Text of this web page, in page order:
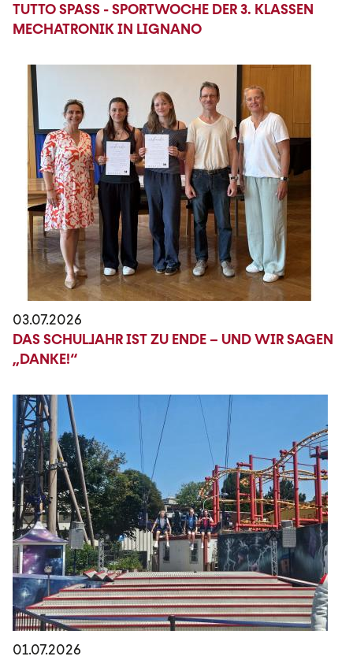
TUTTO SPASS - SPORTWOCHE DER 3. KLASSEN M
ECHATRONIK IN LIGNANO
03.07.2026
DAS SCHULJAHR IST ZU ENDE – UND WIR SAGEN
„DANKE!“
01.07.2026